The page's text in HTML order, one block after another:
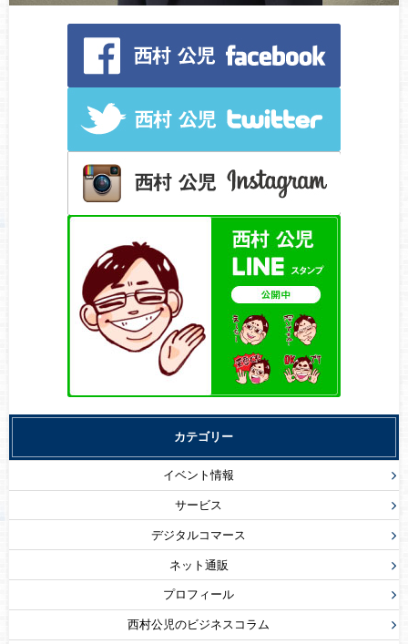
カテゴリー
イベント情報
サービス
デジタルコマース
ネット通販
プロフィール
西村公児のビジネスコラム